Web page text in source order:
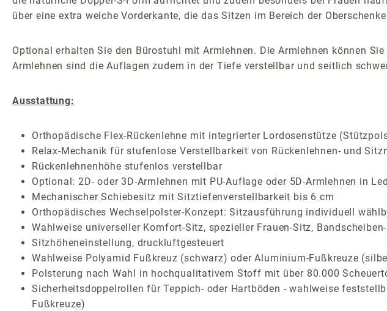
über eine extra weiche Vorderkante, die das Sitzen im Bereich der
Optional erhalten Sie den Bürostuhl mit Armlehnen. Die Armlehnen können
Armlehnen sind die Auflagen zudem in der Tiefe verstellbar und seitlich
Ausstattung:
Orthopädische Flex-Rückenlehne mit integrierter Lordosenstütze
Relax-Mechanik für stufenlose Verstellbarkeit von Rückenlehnen- und
Rückenlehnenhöhe stufenlos verstellbar
Optional: 2D- oder 3D-Armlehnen mit PU-Auflage oder 5D-Armlehnen in
Mechanischer Schiebesitz mit Sitztiefenverstellbarkeit bis 6 cm
Orthopädisches Wechselpolster-Konzept: Sitzausführung individuell
Wahlweise universeller Komfort-Sitz, spezieller Frauen-Sitz,
Sitzhöheneinstellung, druckluftgesteuert
Wahlweise Polyamid Fußkreuz (schwarz) oder Aluminium-Fußkreuze
Polsterung nach Wahl in hochqualitativem Stoff mit über 80.000
Sicherheitsdoppelrollen für Teppich- oder Hartböden - wahlweise
Fußkreuze)